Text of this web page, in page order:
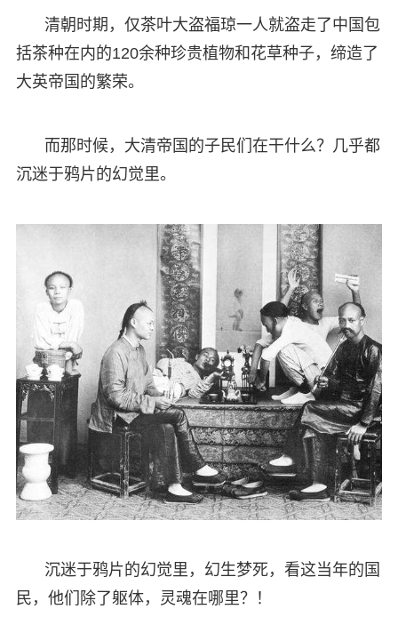
清朝时期，仅茶叶大盗福琼一人就盗走了中国包
括茶种在内的120余种珍贵植物和花草种子，缔造了
大英帝国的繁荣。
而那时候，大清帝国的子民们在干什么？几乎都
沉迷于鸦片的幻觉里。
沉迷于鸦片的幻觉里，幻生梦死，看这当年的国
民，他们除了躯体，灵魂在哪里？！